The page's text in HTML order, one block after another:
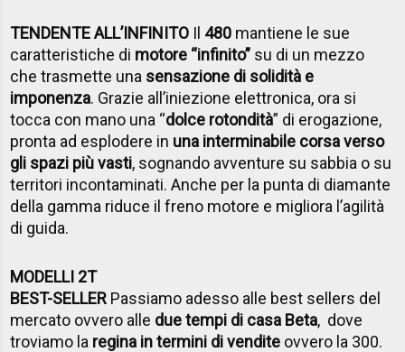
TENDENTE ALL’INFINITO Il 480 mantiene le sue
caratteristiche di motore “infinito” su di un mezzo
che trasmette una sensazione di solidità e
imponenza. Grazie all’iniezione elettronica, ora si
tocca con mano una “dolce rotondità” di erogazione,
pronta ad esplodere in una interminabile corsa verso
gli spazi più vasti, sognando avventure su sabbia o su
territori incontaminati. Anche per la punta di diamante
della gamma riduce il freno motore e migliora l’agilità
di guida.
MODELLI 2T
BEST-SELLER Passiamo adesso alle best sellers del
mercato ovvero alle due tempi di casa Beta, dove
troviamo la regina in termini di vendite ovvero la 300.